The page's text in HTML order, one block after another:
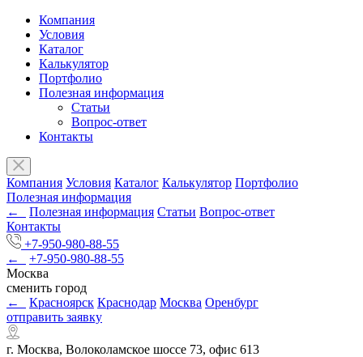
Компания
Условия
Каталог
Калькулятор
Портфолио
Полезная информация
Статьи
Вопрос-ответ
Контакты
Компания Условия Каталог Калькулятор Портфолио
Полезная информация
←
Полезная информация Статьи Вопрос-ответ
Контакты
+7-950-980-88-55
←
+7-950-980-88-55
Москва
сменить город
←
Красноярск Краснодар Москва Оренбург
отправить заявку
г. Москва, Волоколамское шоссе 73, офис 613